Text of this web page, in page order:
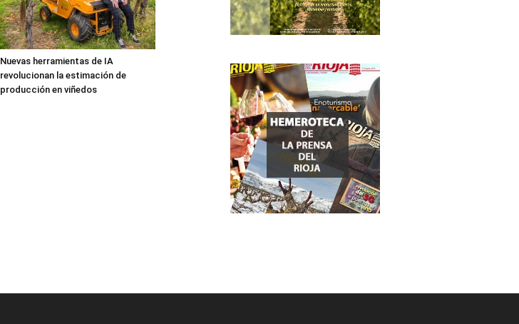
Nuevas herramientas de IA
revolucionan la estimación de
producción en viñedos